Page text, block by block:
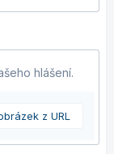
hlášení.
z URL